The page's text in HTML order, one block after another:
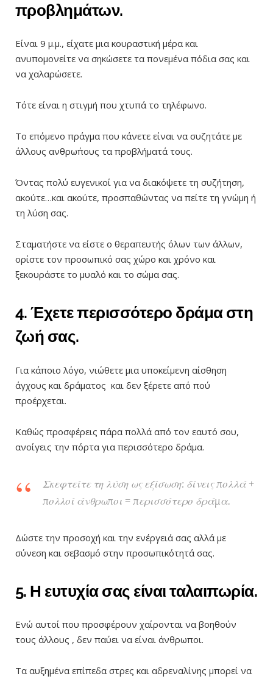
προβλημάτων.
Είναι 9 μ.μ., είχατε μια κουραστική μέρα και
ανυπομονείτε να σηκώσετε τα πονεμένα πόδια σας και
να χαλαρώσετε.
Τότε είναι η στιγμή που χτυπά το τηλέφωνο.
Το επόμενο πράγμα που κάνετε είναι να συζητάτε με
άλλους ανθρω΄πους τα προβλήματά τους.
Όντας πολύ ευγενικοί για να διακόψετε τη συζήτηση,
ακούτε…και ακούτε, προσπαθώντας να πείτε τη γνώμη ή
τη λύση σας.
Σταματήστε να είστε ο θεραπευτής όλων των άλλων,
ορίστε τον προσωπικό σας χώρο και χρόνο και
ξεκουράστε το μυαλό και το σώμα σας.
4. Έχετε περισσότερο δράμα στη
ζωή σας.
Για κάποιο λόγο, νιώθετε μια υποκείμενη αίσθηση
άγχους και δράματος και δεν ξέρετε από πού
προέρχεται.
Καθώς προσφέρεις πάρα πολλά από τον εαυτό σου,
ανοίγεις την πόρτα για περισσότερο δράμα.
Σκεφτείτε τη λύση ως εξίσωση: δίνεις πολλά +
πολλοί άνθρωποι = περισσότερο δράμα.
Δώστε την προσοχή και την ενέργειά σας αλλά με
σύνεση και σεβασμό στην προσωπικότητά σας.
5. Η ευτυχία σας είναι ταλαιπωρία.
Ενώ αυτοί που προσφέρουν χαίρονται να βοηθούν
τους άλλους , δεν παύει να είναι άνθρωποι.
Τα αυξημένα επίπεδα στρες και αδρεναλίνης μπορεί να